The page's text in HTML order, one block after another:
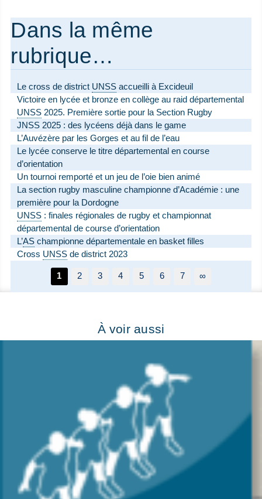
Dans la même
rubrique…
Le cross de district UNSSaccueilli à Excideuil
Victoire en lycée et bronze en collège au raid départemental
UNSS2025. Première sortie pour la Section Rugby
JNSS 2025 : des lycéens déjà dans le game
L’Auvézère par les Gorges et au fil de l’eau
Le lycée conserve le titre départemental en course
d’orientation
Un tournoi remporté et un jeu de l’oie bien animé
La section rugby masculine championne d’Académie : une
première pour la Dordogne
UNSS: finales régionales de rugby et championnat
départemental de course d’orientation
L’ASchampionne départementale en basket filles
Cross UNSSde district 2023
1 2 3 4 5 6 7 ∞
À voir aussi